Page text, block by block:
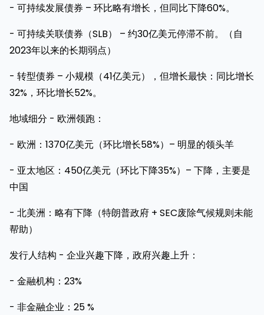
- 可持续发展债券 – 环比略有增长，但同比下降60%。
- 可持续关联债券（SLB） – 约30亿美元停滞不前。（自
2023年以来的长期弱点）
- 转型债券 – 小规模（41亿美元），但增长最快：同比增长
32%，环比增长52%。
地域细分 - 欧洲领跑：
- 欧洲：1370亿美元（环比增长58%）– 明显的领头羊
- 亚太地区：450亿美元（环比下降35%）– 下降，主要是
中国
- 北美洲：略有下降（特朗普政府 + SEC废除气候规则未能
帮助）
发行人结构 - 企业兴趣下降，政府兴趣上升：
- 金融机构：23%
- 非金融企业：25 %